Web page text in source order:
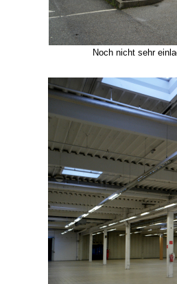
Noch nicht sehr